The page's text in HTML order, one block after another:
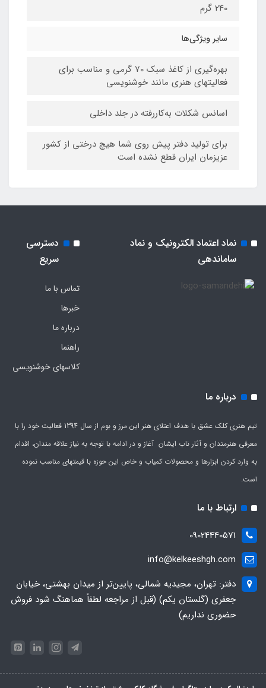
240 گرم
سایر ویژگی‌ها
بهره‌گیری از کاغذ سبک 70 گرمی و مناسب برای
فعالیتهای هنری مانند خوشنویسی
اسانس شکلات به‌کاررفته در جلد داخلی
برای تولید دفتر پیش روی شما هیچ درختی از کشور
عزیزمان ایران قطع نشده است
نماد اعتماد الکترونیک و نماد
ساماندهی
دسترسی
سریع
تماس با ما
خبرها
درباره ما
راهنما
کلاسهای خوشنویسی
درباره ما
تیم هنری کلک عشق با هدف اعتلای هنر این مرز و بوم از سال 1394 فعالیت خود را با
معرفی هنرمندان و آثار ناب ایشان آغاز و در ادامه با توجه به نیاز علاقه مندان، اقدام
به وارد کردن ابزارها و محصولات کمیاب و خاص این حوزه با قیمتهای مناسب نموده
است.
ارتباط با ما
09024440571
info@kelkeeshgh.com
دفتر: تهران، مجیدیه شمالی، پایین‌تر از میدان بهشتی، خیابان
جعفری (گلستان یکم) (قبل از مراجعه لطفاً هماهنگ شود فروش
حضوری نداریم)